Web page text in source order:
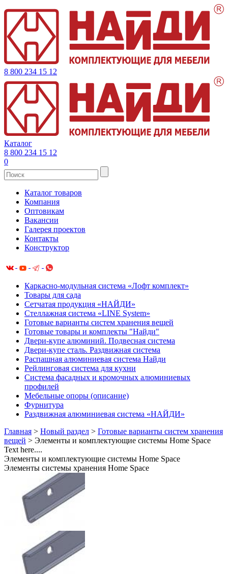
8 800 234 15 12
Каталог
8 800 234 15 12
0
Каталог товаров
Компания
Оптовикам
Вакансии
Галерея проектов
Контакты
Конструктор
Каркасно-модульная система «Лофт комплект»
Товары для сада
Сетчатая продукция «НАЙДИ»
Cтеллажная система «LINE System»
Готовые варианты систем хранения вещей
Готовые товары и комплекты "Найди"
Двери-купе алюминий. Подвесная система
Двери-купе сталь. Раздвижная система
Распашная алюминиевая система Найди
Рейлинговая система для кухни
Система фасадных и кромочных алюминиевых
профилей
Мебельные опоры (описание)
Фурнитура
Раздвижная алюминиевая система «НАЙДИ»
Главная > Новый раздел > Готовые варианты систем хранения
вещей > Элементы и комплектующие системы Home Space
Text here....
Элементы и комплектующие системы Home Space
Элементы системы хранения Home Space